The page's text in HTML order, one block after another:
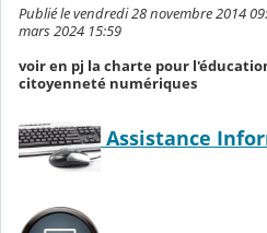
Publié le vendredi 28 novembre 2014
mars 2024 15:59
voir en pj la charte pour
citoyenneté numériques
Assistance